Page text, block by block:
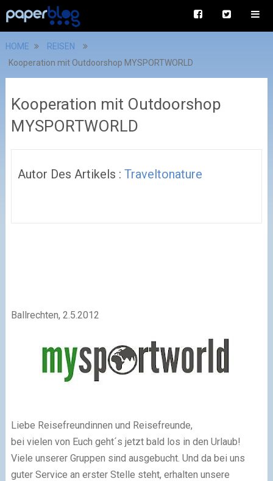
HOME
REISEN
Kooperation mit Outdoorshop MYSPORTWORLD
Kooperation mit Outdoorshop
MYSPORTWORLD
Autor Des Artikels : Traveltonature
Ballrechten, 2.5.2012
Liebe Reisefreundinnen und Reisefreunde,
bei vielen von Euch geht´s jetzt bald los in den Urlaub!
Viele unserer Gruppen sind ausgebucht. Und da bei uns
guter Service an erster Stelle steht, erhalten unsere